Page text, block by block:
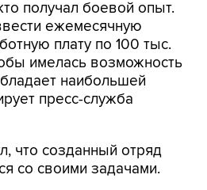
получал боевой опыт.
ежемесячную
плату по 100 тыс.
имелась возможность
наибольшей
пресс-служба
что созданный отряд
со своими задачами.